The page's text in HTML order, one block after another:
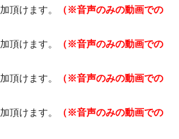
頂けます。
（※音声のみの動画での
頂けます。
（※音声のみの動画での
頂けます。
（※音声のみの動画での
頂けます。
（※音声のみの動画での